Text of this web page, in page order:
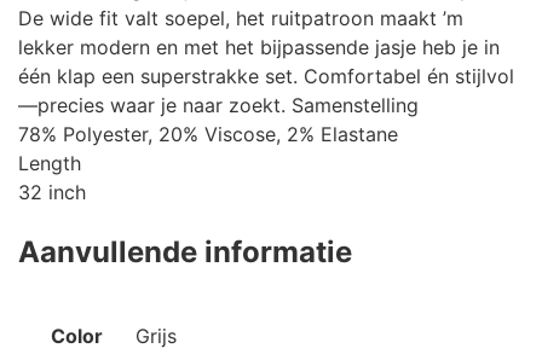
De wide fit valt soepel, het ruitpatroon maakt ’m
lekker modern en met het bijpassende jasje heb je in
één klap een superstrakke set. Comfortabel én stijlvol
—precies waar je naar zoekt. Samenstelling
78% Polyester, 20% Viscose, 2% Elastane
Length
32 inch
Aanvullende informatie
Color Grijs